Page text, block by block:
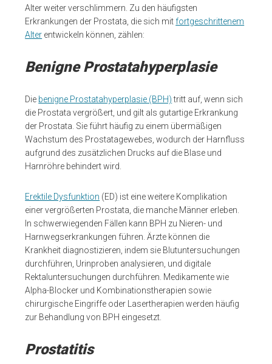
Alter weiter verschlimmern. Zu den häufigsten
Erkrankungen der Prostata, die sich mitfortgeschrittenem
Alter entwickeln können, zählen:
Benigne Prostatahyperplasie
Die benigne Prostatahyperplasie (BPH)tritt auf, wenn sich
die Prostata vergrößert, und gilt als gutartige Erkrankung
der Prostata. Sie führt häufig zu einem übermäßigen
Wachstum des Prostatagewebes, wodurch der Harnfluss
aufgrund des zusätzlichen Drucks auf die Blase und
Harnröhre behindert wird.
Erektile Dysfunktion (ED) ist eine weitere Komplikation
einer vergrößerten Prostata, die manche Männer erleben.
In schwerwiegenden Fällen kann BPH zu Nieren- und
Harnwegserkrankungen führen. Ärzte können die
Krankheit diagnostizieren, indem sie Blutuntersuchungen
durchführen, Urinproben analysieren, und digitale
Rektaluntersuchungen durchführen. Medikamente wie
Alpha-Blocker und Kombinationstherapien sowie
chirurgische Eingriffe oder Lasertherapien werden häufig
zur Behandlung von BPH eingesetzt.
Prostatitis